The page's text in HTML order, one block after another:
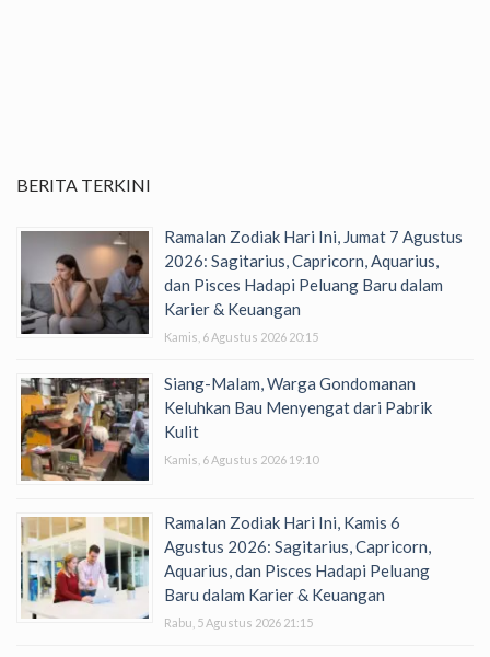
BERITA TERKINI
Ramalan Zodiak Hari Ini, Jumat 7 Agustus
2026: Sagitarius, Capricorn, Aquarius,
dan Pisces Hadapi Peluang Baru dalam
Karier & Keuangan
Kamis, 6 Agustus 2026 20:15
Siang-Malam, Warga Gondomanan
Keluhkan Bau Menyengat dari Pabrik
Kulit
Kamis, 6 Agustus 2026 19:10
Ramalan Zodiak Hari Ini, Kamis 6
Agustus 2026: Sagitarius, Capricorn,
Aquarius, dan Pisces Hadapi Peluang
Baru dalam Karier & Keuangan
Rabu, 5 Agustus 2026 21:15